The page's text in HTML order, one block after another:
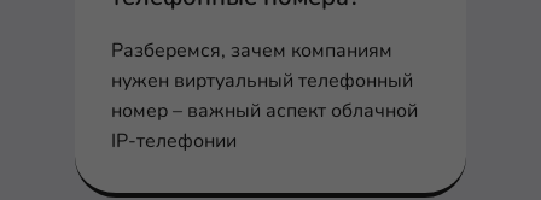
Разберемся, зачем компаниям
нужен виртуальный телефонный
номер – важный аспект облачной
IP-телефонии